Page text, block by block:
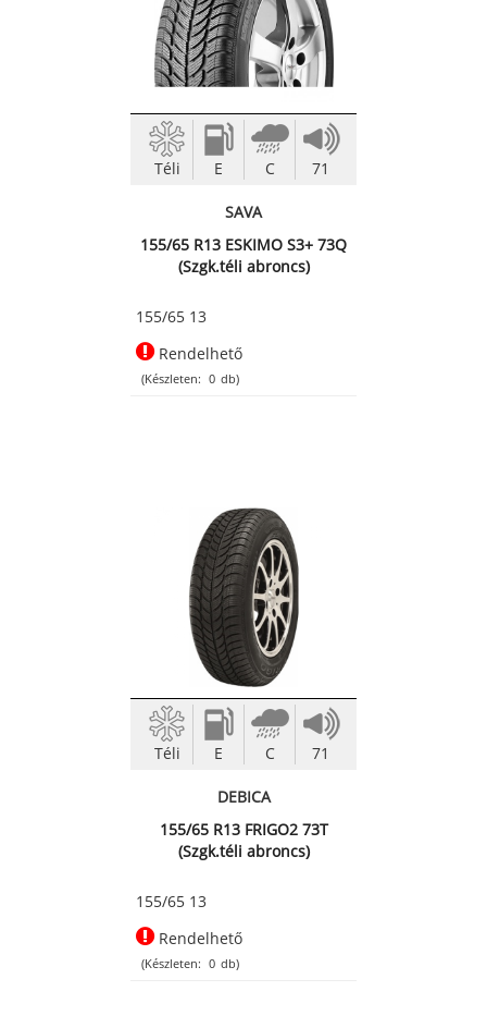
Téli E C 71
SAVA
155/65 R13 ESKIMO S3+ 73Q
(Szgk.téli abroncs)
155/65 13
Rendelhető
(Készleten: 0 db)
Téli E C 71
DEBICA
155/65 R13 FRIGO2 73T
(Szgk.téli abroncs)
155/65 13
Rendelhető
(Készleten: 0 db)